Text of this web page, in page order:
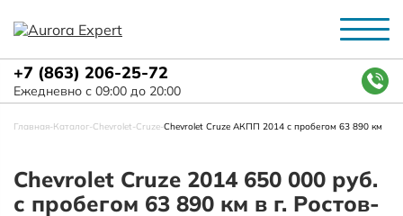
+7 (863) 206-25-72
Ежедневно с 09:00 до 20:00
Главная-Каталог-Chevrolet-Cruze-Chevrolet Cruze АКПП 2014 с пробегом 63 890 км
Chevrolet Cruze 2014 650 000 руб.
с пробегом 63 890 км в г. Ростов-